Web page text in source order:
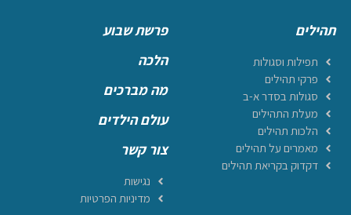
תהילים
תפילות וסגולות
פרקי תהילים
סגולות בסדר א-ב
מעלת התהילים
הלכות תהילים
מאמרים על תהילים
דקדוק בקריאת תהילים
פרשת שבוע
הלכה
מה מברכים
עולם הילדים
צור קשר
נגישות
מדיניות הפרטיות